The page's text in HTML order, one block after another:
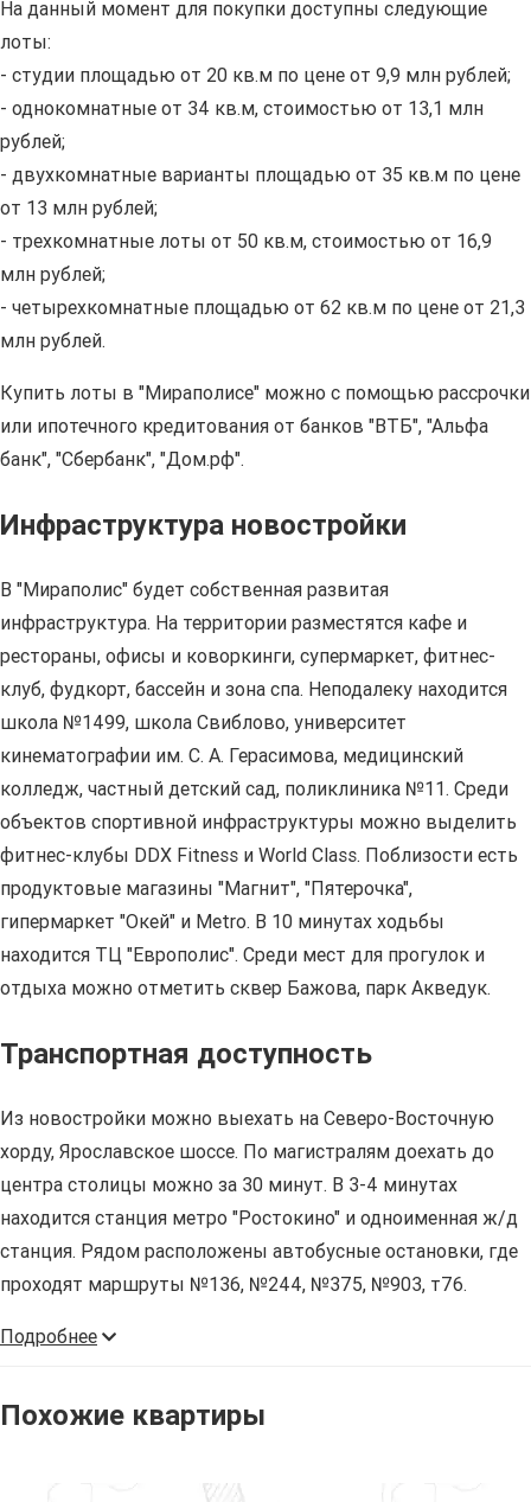
На данный момент для покупки доступны следующие
лоты:
- студии площадью от 20 кв.м по цене от 9,9 млн рублей;
- однокомнатные от 34 кв.м, стоимостью от 13,1 млн
рублей;
- двухкомнатные варианты площадью от 35 кв.м по цене
от 13 млн рублей;
- трехкомнатные лоты от 50 кв.м, стоимостью от 16,9
млн рублей;
- четырехкомнатные площадью от 62 кв.м по цене от 21,3
млн рублей.
Купить лоты в "Мираполисе" можно с помощью рассрочки
или ипотечного кредитования от банков "ВТБ", "Альфа
банк", "Сбербанк", "Дом.рф".
Инфраструктура новостройки
В "Мираполис" будет собственная развитая
инфраструктура. На территории разместятся кафе и
рестораны, офисы и коворкинги, супермаркет, фитнес-
клуб, фудкорт, бассейн и зона спа. Неподалеку находится
школа №1499, школа Свиблово, университет
кинематографии им. С. А. Герасимова, медицинский
колледж, частный детский сад, поликлиника №11. Среди
объектов спортивной инфраструктуры можно выделить
фитнес-клубы DDX Fitness и World Class. Поблизости есть
продуктовые магазины "Магнит", "Пятерочка",
гипермаркет "Окей" и Metro. В 10 минутах ходьбы
находится ТЦ "Европолис". Среди мест для прогулок и
отдыха можно отметить сквер Бажова, парк Акведук.
Транспортная доступность
Из новостройки можно выехать на Северо-Восточную
хорду, Ярославское шоссе. По магистралям доехать до
центра столицы можно за 30 минут. В 3-4 минутах
находится станция метро "Ростокино" и одноименная ж/д
станция. Рядом расположены автобусные остановки, где
проходят маршруты №136, №244, №375, №903, т76.
Подробнее
Похожие квартиры